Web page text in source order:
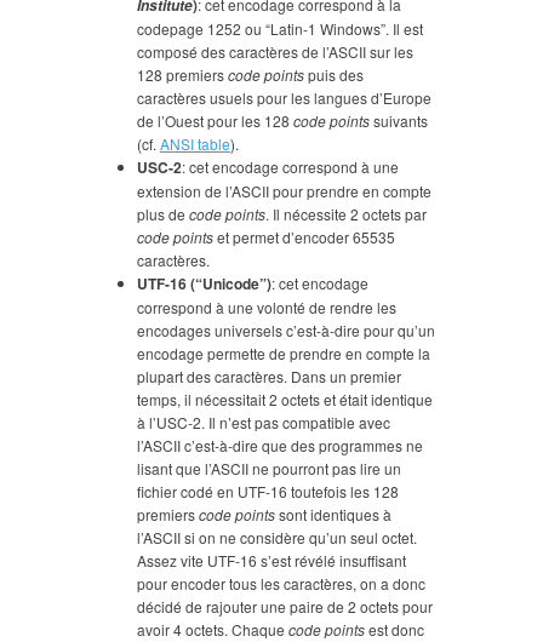
Institute): cet encodage correspond à la
codepage 1252 ou “Latin-1 Windows”. Il est
composé des caractères de l’ASCII sur les
128 premierscode pointspuis des
caractères usuels pour les langues d’Europe
de l’Ouest pour les 128 code pointssuivants
(cf. ANSI table).
USC-2: cet encodage correspond à une
extension de l’ASCII pour prendre en compte
plus de code points. Il nécessite 2 octets par
code pointset permet d’encoder 65535
caractères.
UTF-16 (“Unicode”): cet encodage
correspond à une volonté de rendre les
encodages universels c’est-à-dire pour qu’un
encodage permette de prendre en compte la
plupart des caractères. Dans un premier
temps, il nécessitait 2 octets et était identique
à l’USC-2. Il n’est pas compatible avec
l’ASCII c’est-à-dire que des programmes ne
lisant que l’ASCII ne pourront pas lire un
fichier codé en UTF-16 toutefois les 128
premierscode pointssont identiques à
l’ASCII si on ne considère qu’un seul octet.
Assez vite UTF-16 s’est révélé insuffisant
pour encoder tous les caractères, on a donc
décidé de rajouter une paire de 2 octets pour
avoir 4 octets. Chaque code pointsest donc